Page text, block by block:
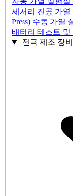
세서리 진공 가열
Press) 수동 가열
배터리 테스트 및
전극 제조 장비